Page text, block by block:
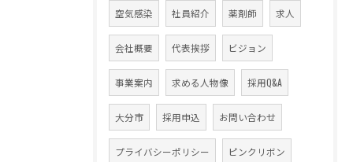
空気感染 社員紹介 薬剤師 求人
会社概要 代表挨拶 ビジョン
事業案内 求める人物像 採用Q&A
大分市 採用申込 お問い合わせ
プライバシーポリシー ピンクリボン